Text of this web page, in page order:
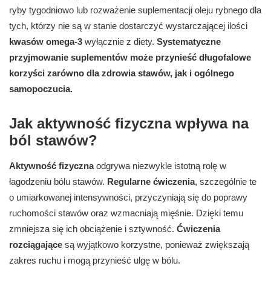
ryby tygodniowo lub rozważenie suplementacji oleju rybnego dla
tych, którzy nie są w stanie dostarczyć wystarczającej ilości
kwasów omega-3 wyłącznie z diety. Systematyczne
przyjmowanie suplementów może przynieść długofalowe
korzyści zarówno dla zdrowia stawów, jak i ogólnego
samopoczucia.
Jak aktywność fizyczna wpływa na
ból stawów?
Aktywność fizycznaodgrywa niezwykle istotną rolę w
łagodzeniu bólu stawów. Regularne ćwiczenia, szczególnie te
o umiarkowanej intensywności, przyczyniają się do poprawy
ruchomości stawów oraz wzmacniają mięśnie. Dzięki temu
zmniejsza się ich obciążenie i sztywność. Ćwiczenia
rozciągające są wyjątkowo korzystne, ponieważ zwiększają
zakres ruchu i mogą przynieść ulgę w bólu.